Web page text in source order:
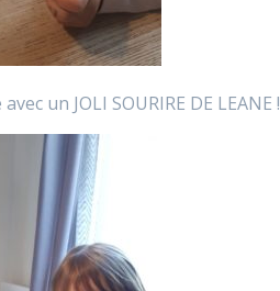
un JOLI SOURIRE DE LEANE !